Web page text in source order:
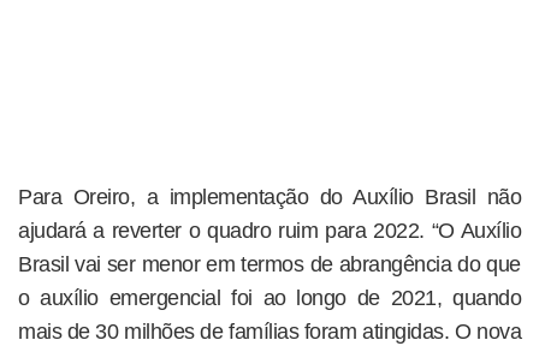
Para Oreiro, a implementação do Auxílio Brasil não
ajudará a reverter o quadro ruim para 2022. “O Auxílio
Brasil vai ser menor em termos de abrangência do que
o auxílio emergencial foi ao longo de 2021, quando
mais de 30 milhões de famílias foram atingidas. O nova